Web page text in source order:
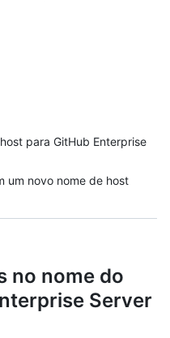
para GitHub Enterprise
um novo nome de host
no nome do
Server